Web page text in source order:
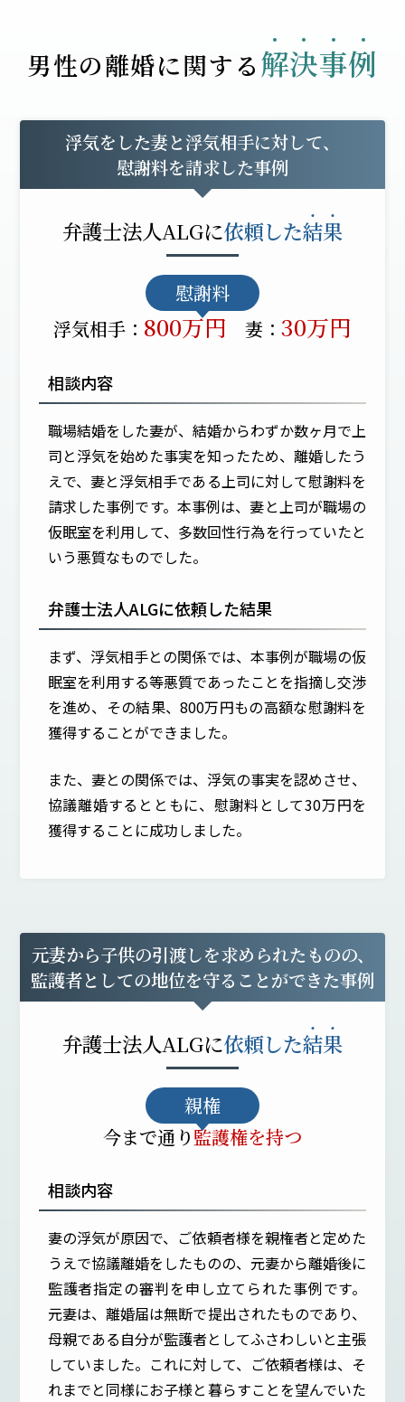
男性の離婚に関する解決事例
浮気をした妻と浮気相手に対して、
慰謝料を請求した事例
弁護士法人ALGに依頼した結果
慰謝料
浮気相手： 800万円 妻： 30万円
相談内容
職場結婚をした妻が、結婚からわずか数ヶ月で上
司と浮気を始めた事実を知ったため、離婚したう
えで、妻と浮気相手である上司に対して慰謝料を
請求した事例です。本事例は、妻と上司が職場の
仮眠室を利用して、多数回性行為を行っていたと
いう悪質なものでした。
弁護士法人ALGに依頼した結果
まず、浮気相手との関係では、本事例が職場の仮
眠室を利用する等悪質であったことを指摘し交渉
を進め、その結果、800万円もの高額な慰謝料を
獲得することができました。
また、妻との関係では、浮気の事実を認めさせ、
協議離婚するとともに、慰謝料として30万円を
獲得することに成功しました。
元妻から子供の引渡しを求められたものの、
監護者としての地位を守ることができた事例
弁護士法人ALGに依頼した結果
親権
今まで通り監護権を持つ
相談内容
妻の浮気が原因で、ご依頼者様を親権者と定めた
うえで協議離婚をしたものの、元妻から離婚後に
監護者指定の審判を申し立てられた事例です。
元妻は、離婚届は無断で提出されたものであり、
母親である自分が監護者としてふさわしいと主張
していました。これに対して、ご依頼者様は、そ
れまでと同様にお子様と暮らすことを望んでいた